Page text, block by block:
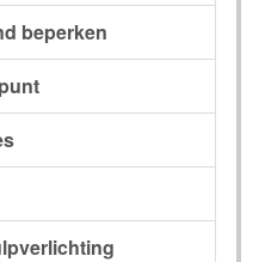
beperken